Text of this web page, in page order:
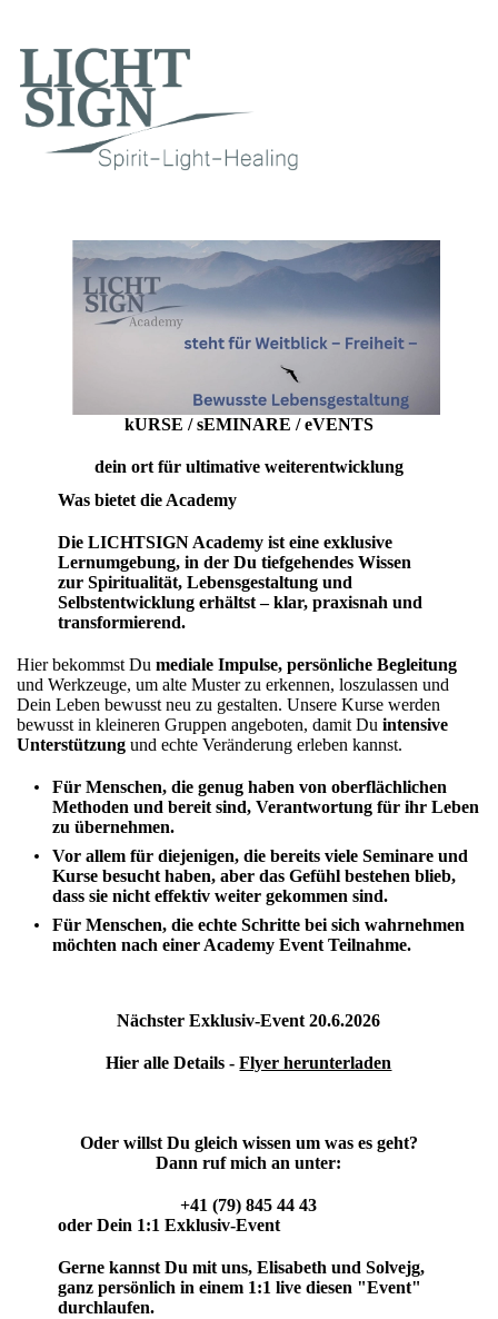
kURSE / sEMINARE / eVENTS
dein ort für ultimative weiterentwicklung
Was bietet die Academy
Die LICHTSIGN Academy ist eineexklusive
Lernumgebung, in der Du tiefgehendes Wissen
zur Spiritualität, Lebensgestaltung und
Selbstentwicklung erhältst – klar, praxisnah und
transformierend.
Hier bekommst Du mediale Impulse, persönliche Begleitung
und Werkzeuge, um alte Muster zu erkennen, loszulassen und
Dein Leben bewusst neu zu gestalten. Unsere Kurse werden
bewusst in kleineren Gruppen angeboten, damit Du intensive
Unterstützung und echte Veränderung erleben kannst.
Für Menschen, die genug haben von oberflächlichen
Methoden und bereit sind, Verantwortung für ihr Leben
zu übernehmen.
Vor allem für diejenigen, die bereits viele Seminare und
Kurse besucht haben, aber das Gefühl bestehen blieb,
dass sie nicht effektiv weiter gekommen sind.
Für Menschen, die echte Schritte bei sich wahrnehmen
möchten nach einer Academy Event Teilnahme.
Nächster Exklusiv-Event 20.6.2026
Hier alle Details -Flyer herunterladen
Oder willst Du gleich wissen um was es geht?
Dann ruf mich an unter:
+41 (79) 845 44 43
oder Dein 1:1 Exklusiv-Event
Gerne kannst Du mit uns, Elisabeth und Solvejg,
ganz persönlich in einem 1:1 live diesen "Event"
durchlaufen.